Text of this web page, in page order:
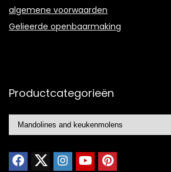
algemene voorwaarden
Gelieerde openbaarmaking
Productcategorieën